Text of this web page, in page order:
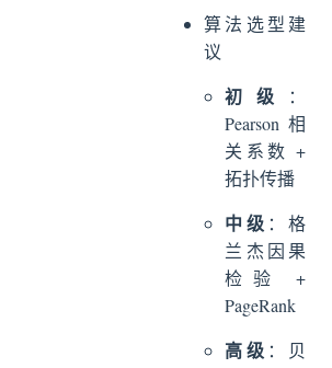
算法选型建
议
初级
：
Pearson相
关系数 +
拓扑传播
中级 ：格
兰杰因果
检验 +
PageRank
高级 ：贝